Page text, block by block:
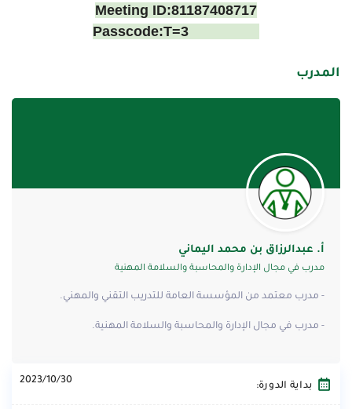
Meeting ID:81187408717
المدرب
أ. عبدالرزاق بن محمد اليماني
مدرب في مجال الإدارة والمحاسبة والسلامة المهنية
- مدرب معتمد من المؤسسة العامة للتدريب التقني والمهني.
- مدرب في مجال الإدارة والمحاسبة والسلامة المهنية.
بداية الدورة: 2023/10/30